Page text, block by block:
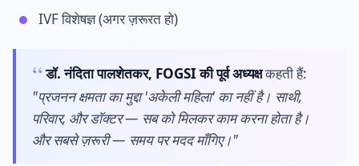
IVF विशेषज्ञ (अगर ज़रूरत हो)
डॉ. नंदिता पालशेतकर, FOGSI की पूर्व अध्यक्षकहती हैं:
"प्रजनन क्षमता का मुद्दा 'अकेली महिला' का नहीं है। साथी,
परिवार, और डॉक्टर — सब को मिलकर काम करना होता है।
और सबसे ज़रूरी — समय पर मदद माँगिए।"